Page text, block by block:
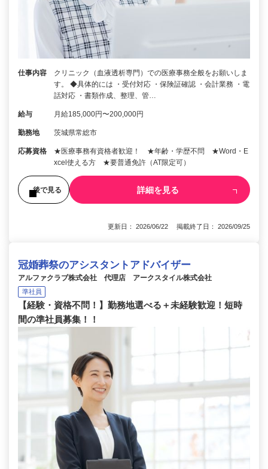
仕事内容
クリニック（血液透析専門）での医療事務全般をお願いしま
す。 ◆具体的には ・受付対応 ・保険証確認 ・会計業務 ・電
話対応 ・書類作成、整理、管…
給与 月給185,000円〜200,000円
勤務地 茨城県常総市
応募資格
★医療事務有資格者歓迎！ ★年齢・学歴不問 ★Word・E
xcel使える方 ★要普通免許（AT限定可）
後で見る 詳細を見る
更新日： 2026/06/22 掲載終了日： 2026/09/25
冠婚葬祭のアシスタントアドバイザー
アルファクラブ株式会社 代理店 アークスタイル株式会社
準社員
【経験・資格不問！】勤務地選べる＋未経験歓迎！短時
間の準社員募集！！